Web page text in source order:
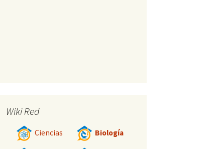
Wiki Red
Ciencias Biología